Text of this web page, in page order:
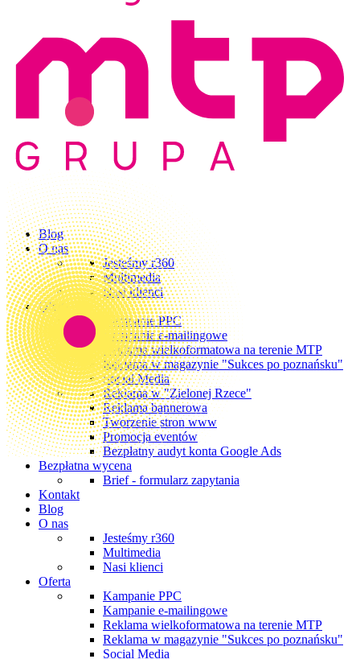
Blog
O nas
Jesteśmy r360
Multimedia
Nasi klienci
Oferta
Kampanie PPC
Kampanie e-mailingowe
Reklama wielkoformatowa na terenie MTP
Reklama w magazynie "Sukces po poznańsku"
Social Media
Reklama w "Zielonej Rzece"
Reklama bannerowa
Tworzenie stron www
Promocja eventów
Bezpłatny audyt konta Google Ads
Bezpłatna wycena
Brief - formularz zapytania
Kontakt
Blog
O nas
Jesteśmy r360
Multimedia
Nasi klienci
Oferta
Kampanie PPC
Kampanie e-mailingowe
Reklama wielkoformatowa na terenie MTP
Reklama w magazynie "Sukces po poznańsku"
Social Media